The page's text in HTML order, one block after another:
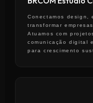
Conectamos design,
transformar
Atuamos com
comunicação digital
para crescimento